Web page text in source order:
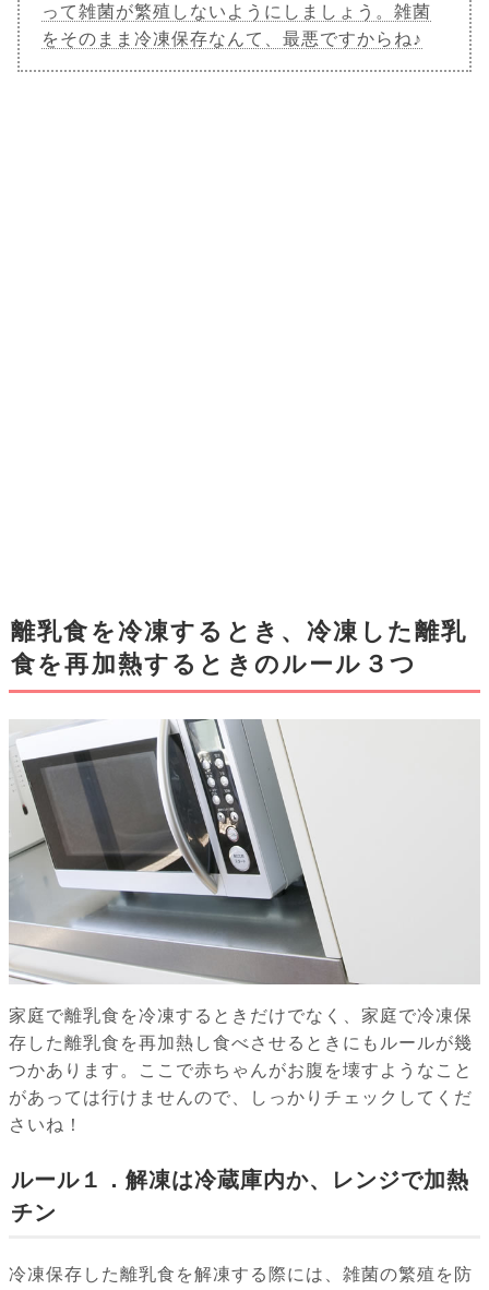
って雑菌が繁殖しないようにしましょう。雑菌
をそのまま冷凍保存なんて、最悪ですからね♪
離乳食を冷凍するとき、冷凍した離乳
食を再加熱するときのルール３つ
家庭で離乳食を冷凍するときだけでなく、家庭で冷凍保
存した離乳食を再加熱し食べさせるときにもルールが幾
つかあります。ここで赤ちゃんがお腹を壊すようなこと
があっては行けませんので、しっかりチェックしてくだ
さいね！
ルール１．解凍は冷蔵庫内か、レンジで加熱
チン
冷凍保存した離乳食を解凍する際には、雑菌の繁殖を防